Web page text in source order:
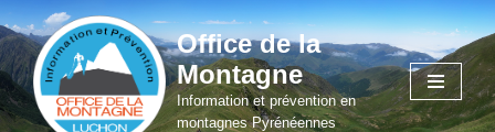
Aller
au
contenu
Office de la
Montagne
Information et prévention en
montagnes Pyrénéennes